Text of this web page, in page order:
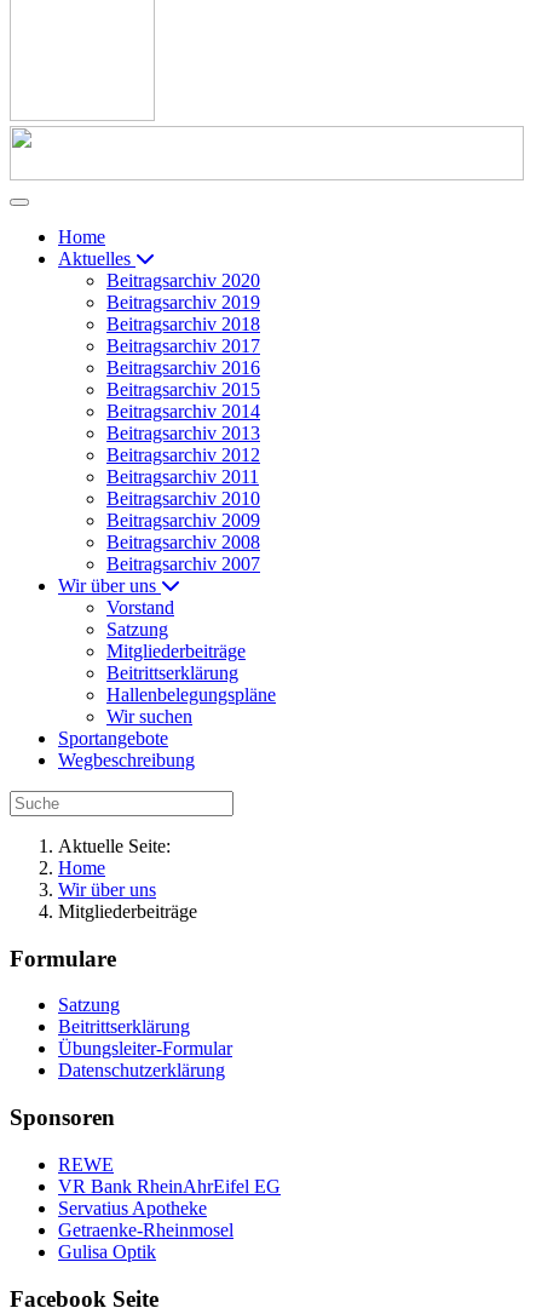
Home
Aktuelles
Beitragsarchiv 2020
Beitragsarchiv 2019
Beitragsarchiv 2018
Beitragsarchiv 2017
Beitragsarchiv 2016
Beitragsarchiv 2015
Beitragsarchiv 2014
Beitragsarchiv 2013
Beitragsarchiv 2012
Beitragsarchiv 2011
Beitragsarchiv 2010
Beitragsarchiv 2009
Beitragsarchiv 2008
Beitragsarchiv 2007
Wir über uns
Vorstand
Satzung
Mitgliederbeiträge
Beitrittserklärung
Hallenbelegungspläne
Wir suchen
Sportangebote
Wegbeschreibung
Aktuelle Seite:
Home
Wir über uns
Mitgliederbeiträge
Formulare
Satzung
Beitrittserklärung
Übungsleiter-Formular
Datenschutzerklärung
Sponsoren
REWE
VR Bank RheinAhrEifel EG
Servatius Apotheke
Getraenke-Rheinmosel
Gulisa Optik
Facebook Seite